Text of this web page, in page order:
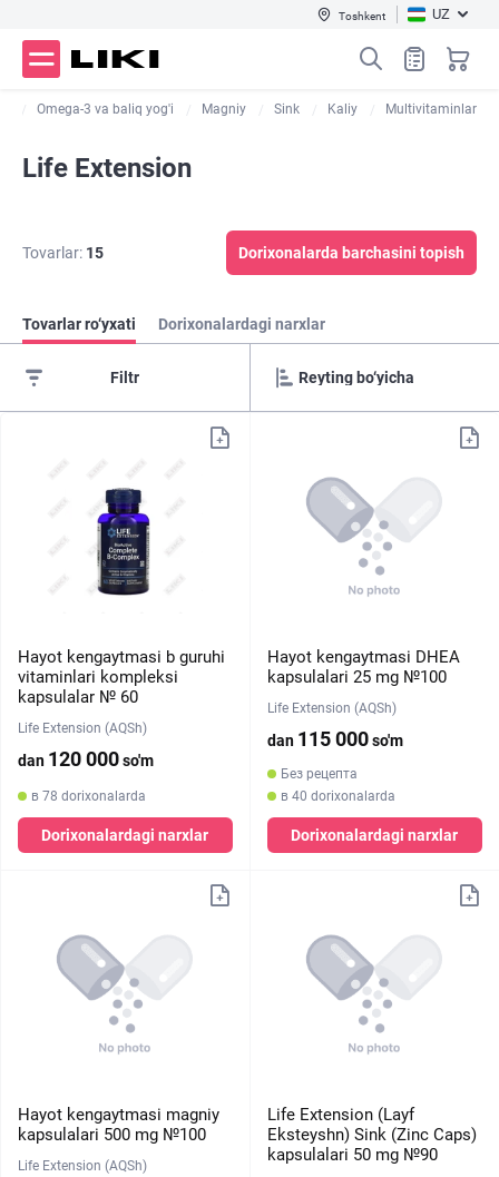
Toshkent UZ
Omega-3 va baliq yog'i Magniy Sink Kaliy Multivitaminlar
Life Extension
Tovarlar: 15 Dorixonalarda barchasini topish
Tovarlar ro‘yxati Dorixonalardagi narxlar
Filtr
Hayot kengaytmasi b guruhi
vitaminlari kompleksi
kapsulalar № 60
Life Extension (AQSh)
dan 120 000so'm
в 78 dorixonalarda
Dorixonalardagi narxlar
Hayot kengaytmasi DHEA
kapsulalari 25 mg №100
Life Extension (AQSh)
dan 115 000so'm
Без рецепта
в 40 dorixonalarda
Dorixonalardagi narxlar
Hayot kengaytmasi magniy
kapsulalari 500 mg №100
Life Extension (AQSh)
Life Extension (Layf
Eksteyshn) Sink (Zinc Caps)
kapsulalari 50 mg №90